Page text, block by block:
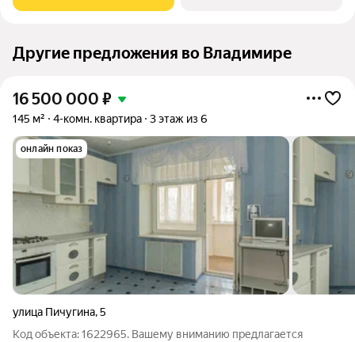
Другие предложения во Владимире
16 500 000 ₽
145 м² 4-комн. квартира 3 этаж из 6
онлайн показ
улица Пичугина,5
Код объекта: 1622965. Вашему вниманию предлагается